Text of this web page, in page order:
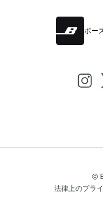
ボー
©
法律上のプラ